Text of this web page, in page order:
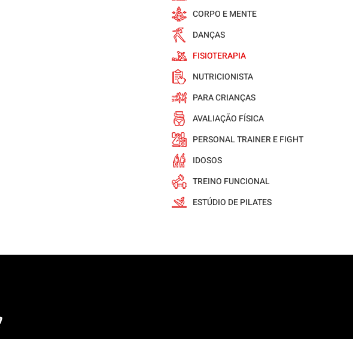
CORPO E MENTE
DANÇAS
FISIOTERAPIA
NUTRICIONISTA
PARA CRIANÇAS
AVALIAÇÃO FÍSICA
PERSONAL TRAINER E FIGHT
IDOSOS
TREINO FUNCIONAL
ESTÚDIO DE PILATES